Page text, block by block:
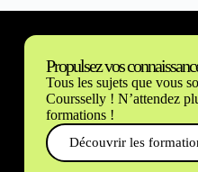
Propulsez vos
Tous les sujets que vous
Coursselly ! N’attendez
formations !
Découvrir les